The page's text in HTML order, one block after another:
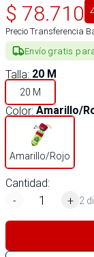
$ 78.710
Precio Transferencia
Envío gratis
Talla: 20 M
20 M
Color: Amarillo/
Amarillo/Rojo
Cantidad:
-
+ 2